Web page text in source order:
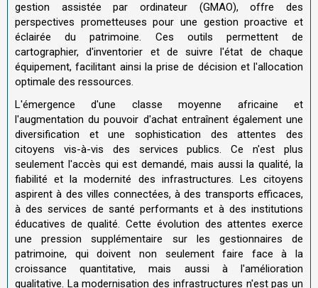
gestion assistée par ordinateur (GMAO), offre des
perspectives prometteuses pour une gestion proactive et
éclairée du patrimoine. Ces outils permettent de
cartographier, d'inventorier et de suivre l'état de chaque
équipement, facilitant ainsi la prise de décision et l'allocation
optimale des ressources.
L'émergence d'une classe moyenne africaine et
l'augmentation du pouvoir d'achat entraînent également une
diversification et une sophistication des attentes des
citoyens vis-à-vis des services publics. Ce n'est plus
seulement l'accès qui est demandé, mais aussi la qualité, la
fiabilité et la modernité des infrastructures. Les citoyens
aspirent à des villes connectées, à des transports efficaces,
à des services de santé performants et à des institutions
éducatives de qualité. Cette évolution des attentes exerce
une pression supplémentaire sur les gestionnaires de
patrimoine, qui doivent non seulement faire face à la
croissance quantitative, mais aussi à l'amélioration
qualitative. La modernisation des infrastructures n'est pas un